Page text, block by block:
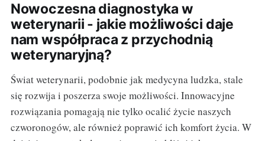
Nowoczesna diagnostyka w
weterynarii - jakie możliwości daje
nam współpraca z przychodnią
weterynaryjną?
Świat weterynarii, podobnie jak medycyna ludzka, stale
się rozwija i poszerza swoje możliwości. Innowacyjne
rozwiązania pomagają nie tylko ocalić życie naszych
czworonogów, ale również poprawić ich komfort życia. W